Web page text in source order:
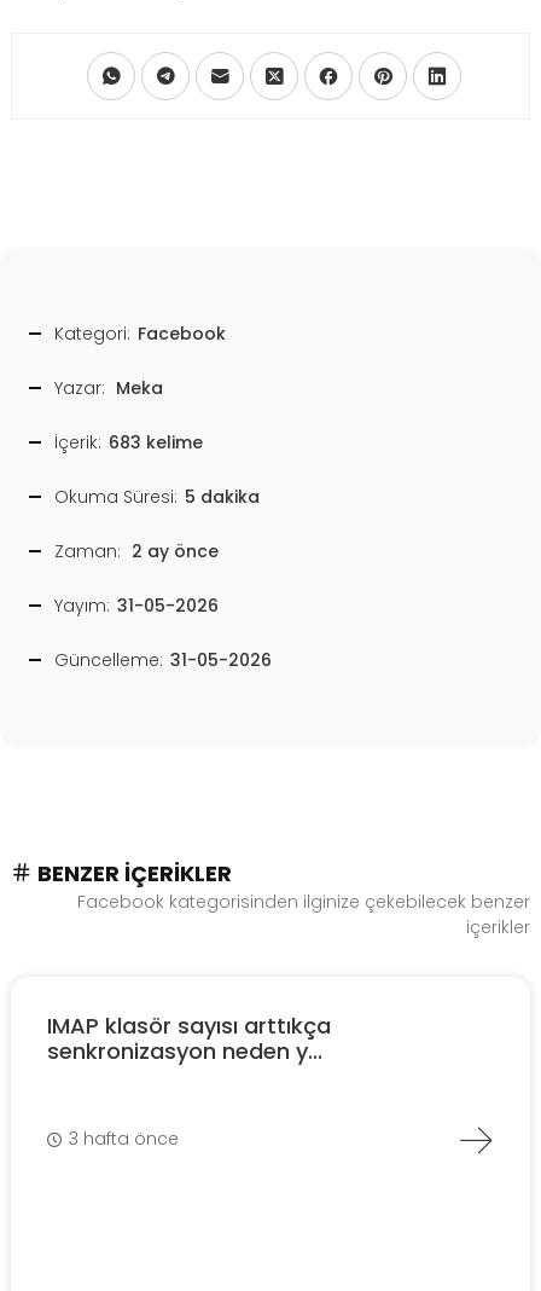
Kategori: Facebook
Yazar: Meka
İçerik: 683 kelime
Okuma Süresi: 5 dakika
Zaman: 2 ay önce
Yayım: 31-05-2026
Güncelleme: 31-05-2026
BENZER İÇERIKLER
Facebook kategorisinden ilginize çekebilecek benzer
içerikler
IMAP klasör sayısı arttıkça
senkronizasyon neden y...
3 hafta önce